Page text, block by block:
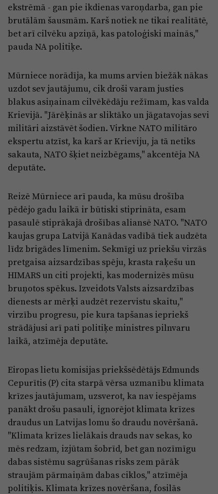
Ētikas kodekss
Lietošanas noteikumi
ekstrēmā - gan pie ikdienas varoņdarba, gan pie
brutālām šausmām. Karš notiek ne tikai realitātē,
bet arī cilvēku apziņā, kas patoloģiski mainās,"
pauda NA politiķe.
Mūrniece norādīja, ka mums arvien biežāk nākas
uzdot sev jautājumu, cik droši varam justies
blakus asiņainam cilvēkēdāju režīmam, kas valda
Krievijā. "Jārēķinās ar sliktāko un jāgatavojas sevi
militāri aizstāvēt šodien. Virkne NATO militāro
ekspertu atzīst, ka karš ar Krieviju, ja tā netiks
sakauta, NATO šķiet neizbēgams," akcentēja NA
deputāte.
Reizē Mūrniece arī pauda, ka mūsu drošība
pēdējo gadu laikā ir būtiski stiprināta, esam
pasaulē stiprākajā drošības aliansē NATO. "NATO
kaujas grupa Latvijā Kanādas vadībā tiek audzēta
līdz brigādes līmenim. Sekmīgi uz priekšu virzās
pretgaisa aizsardzības spēju, krasta raķešu un
HIMARS un citi projekti, kas modernizēs mūsu
bruņotos spēkus. Izveidots Valsts aizsardzības
dienests ar mērķi audzēt rezervistu skaitu,"
virzību progresu, pie kura tapšanas iepriekš
strādājusi arī pati politiķe ministres pilnvaru
laikā, atzīmēja deputāte.
Eiropas lietu komisijas priekšsēdētājs Edmunds
Cepurītis (P) cita starpā vērsa uzmanību klimata
krīzes jautājumam, uzsverot, ka nav iespējams
panākt drošu pasauli, ignorējot klimata krīzes
draudus un Latvijas lomu šo draudu novēršanā.
"Klimata krīzes lielākais drauds nav sekas, ko
mēs redzam, izjūtam šobrīd, bet gan nozīmīgu
dabas sistēmu sagrūšanas risks zem pārāk
straujām pārmaiņām dabas ciklos," atzīmēja
politiķis. Klimata krīzes novēršana, fosilās